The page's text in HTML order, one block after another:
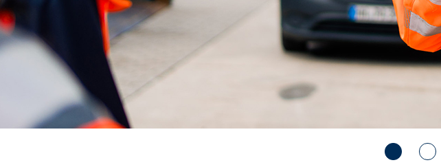
anzeigen/schließen